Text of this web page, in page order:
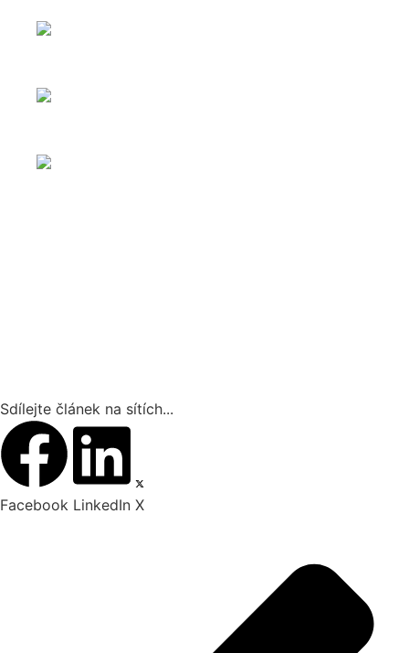
Sdílejte článek na sítích...
Facebook LinkedIn X